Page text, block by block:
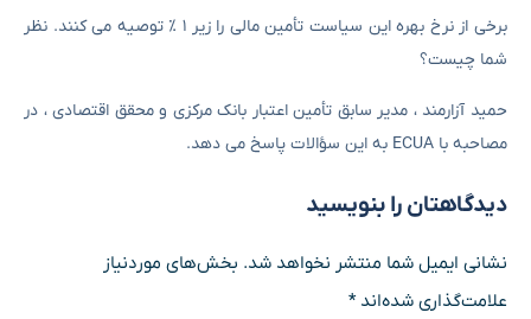
برخی از نرخ بهره این سیاست تأمین مالی را زیر ۱ ٪ توصیه می کنند. نظر
شما چیست؟
حمید آزارمند ، مدیر سابق تأمین اعتبار بانک مرکزی و محقق اقتصادی ، در
مصاحبه با ECUA به این سؤالات پاسخ می دهد.
دیدگاهتان را بنویسید
نشانی ایمیل شما منتشر نخواهد شد. بخش‌های موردنیاز
علامت‌گذاری شده‌اند*